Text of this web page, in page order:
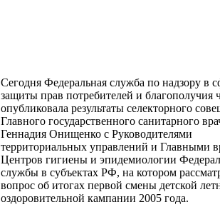
Сегодня Федеральная служба по надзору в
защиты прав потребителей и благополучия
опубликовала результаты селекторного
Главного государственного санитарного
Геннадия Онищенко с Руководителями
территориальных управлений и Главными
Центров гигиены и эпидемиологии
службы в субъектах РФ, на котором
вопрос об итогах первой смены детской
оздоровительной кампании 2005 года.